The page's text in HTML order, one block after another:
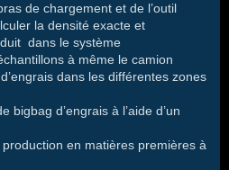
de chargement et de l’outil
la densité exacte et
dans le système
à même le camion
dans les différentes zones
bigbag d’engrais à l’aide d’un
en matières premières à